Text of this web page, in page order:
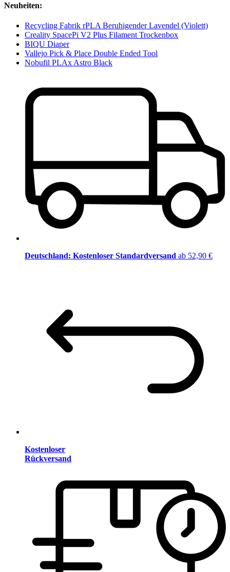
Neuheiten:
Recycling Fabrik rPLA Beruhigender Lavendel (Violett)
Creality SpacePi V2 Plus Filament Trockenbox
BIQU Diaper
Vallejo Pick & Place Double Ended Tool
Nobufil PLAx Astro Black
Deutschland: Kostenloser Standardversand ab 52,90 €
Kostenloser
Rückversand